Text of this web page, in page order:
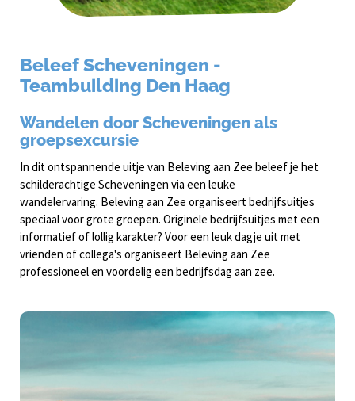
Beleef Scheveningen -
Teambuilding Den Haag
Wandelen door Scheveningen als
groepsexcursie
In dit ontspannende uitje van Beleving aan Zee beleef je het
schilderachtige Scheveningen via een leuke
wandelervaring. Beleving aan Zee organiseert bedrijfsuitjes
speciaal voor grote groepen. Originele bedrijfsuitjes met een
informatief of lollig karakter? Voor een leuk dagje uit met
vrienden of collega's organiseert Beleving aan Zee
professioneel en voordelig een bedrijfsdag aan zee.